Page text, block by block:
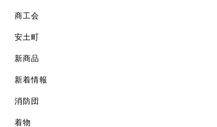
商工会
安土町
新商品
新着情報
消防団
着物